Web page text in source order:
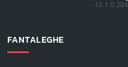
- 10.1.0.204
FANTALEGHE